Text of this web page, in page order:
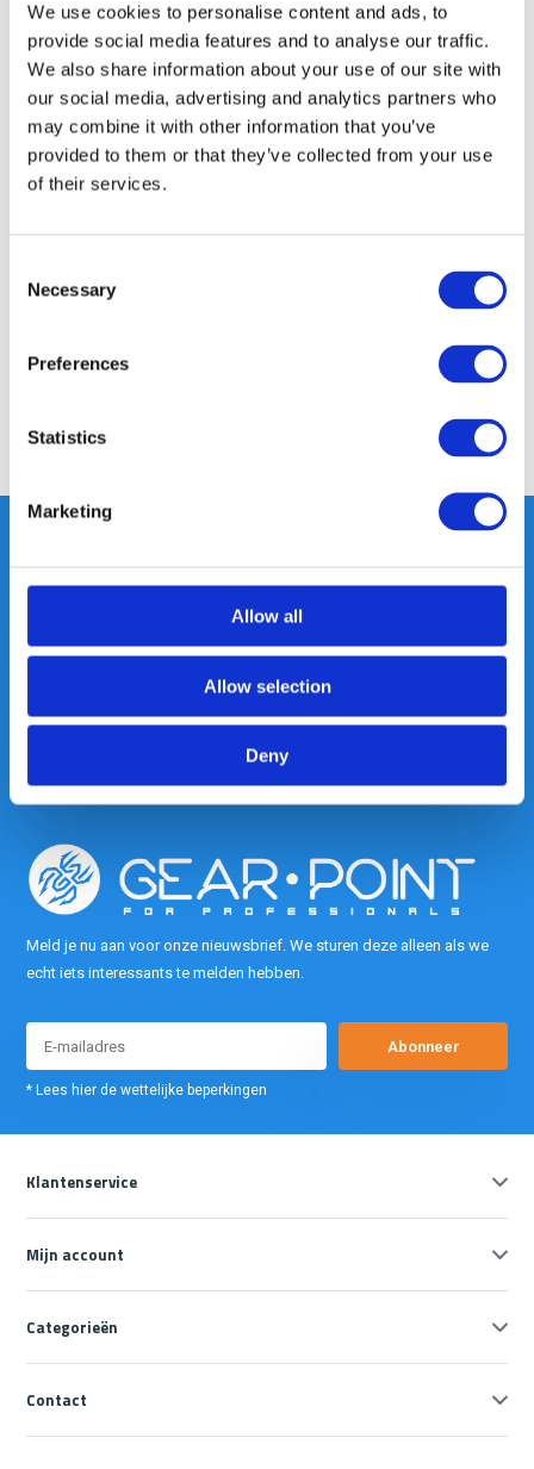
We use cookies to personalise content and ads, to
provide social media features and to analyse our traffic.
We also share information about your use of our site with
our social media, advertising and analytics partners who
may combine it with other information that you’ve
provided to them or that they’ve collected from your use
of their services.
Selection
Necessary
Preferences
Statistics
Marketing
Allow all
Allow selection
Deny
350m2 FYSIEKE WINKEL
24/7 ONLINE WINKELEN
Productomschrijving
Media
Reviews
Delen
Heeft u vragen, neem gerust
Out of the box met klanten meedenken
Meld je nu aan voor onze nieuwsbrief. We sturen deze alleen als we
echt iets interessants te melden hebben.
Abonneer
* Lees hier de wettelijke beperkingen
Klantenservice
Mijn account
Categorieën
Contact